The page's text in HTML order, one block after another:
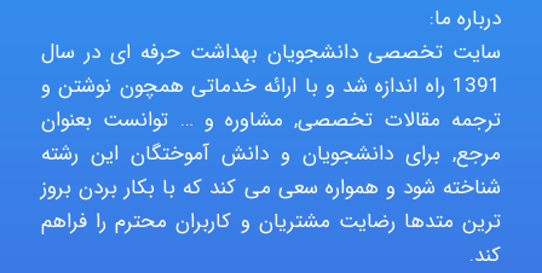
fahimeh sheibani
HaddadiMahsa
درباره ما:
سایت تخصصی دانشجویان بهداشت حرفه ای در سال
1391 راه اندازه شد و با ارائه خدماتی همچون نوشتن و
ترجمه مقالات تخصصی, مشاوره و … توانست بعنوان
مرجع, برای دانشجویان و دانش آموختگان این رشته
شناخته شود و همواره سعی می کند که با بکار بردن بروز
ترین متدها رضایت مشتریان و کاربران محترم را فراهم
کند.